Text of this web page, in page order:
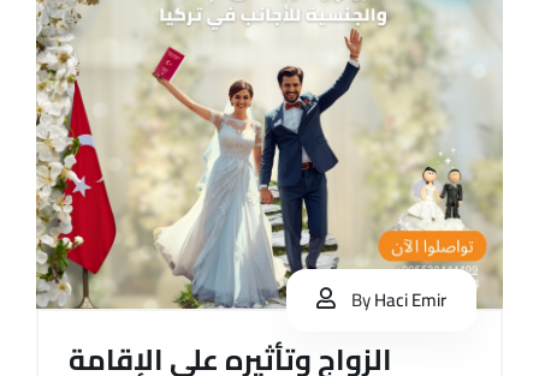
ByHaci Emir
الزواج وتأثيره على الإقامة